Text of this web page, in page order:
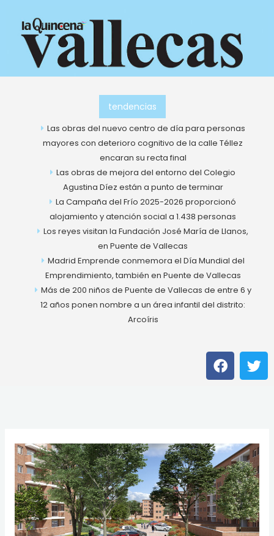
contenido
tendencias
Las obras del nuevo centro de día para personas
mayores con deterioro cognitivo de la calle Téllez
encaran su recta final
Las obras de mejora del entorno del Colegio
Agustina Díez están a punto de terminar
La Campaña del Frío 2025-2026 proporcionó
alojamiento y atención social a 1.438 personas
Los reyes visitan la Fundación José María de Llanos,
en Puente de Vallecas
Madrid Emprende conmemora el Día Mundial del
Emprendimiento, también en Puente de Vallecas
Más de 200 niños de Puente de Vallecas de entre 6 y
12 años ponen nombre a un área infantil del distrito:
Arcoíris
F
a
c
o
k
T
w
i
r